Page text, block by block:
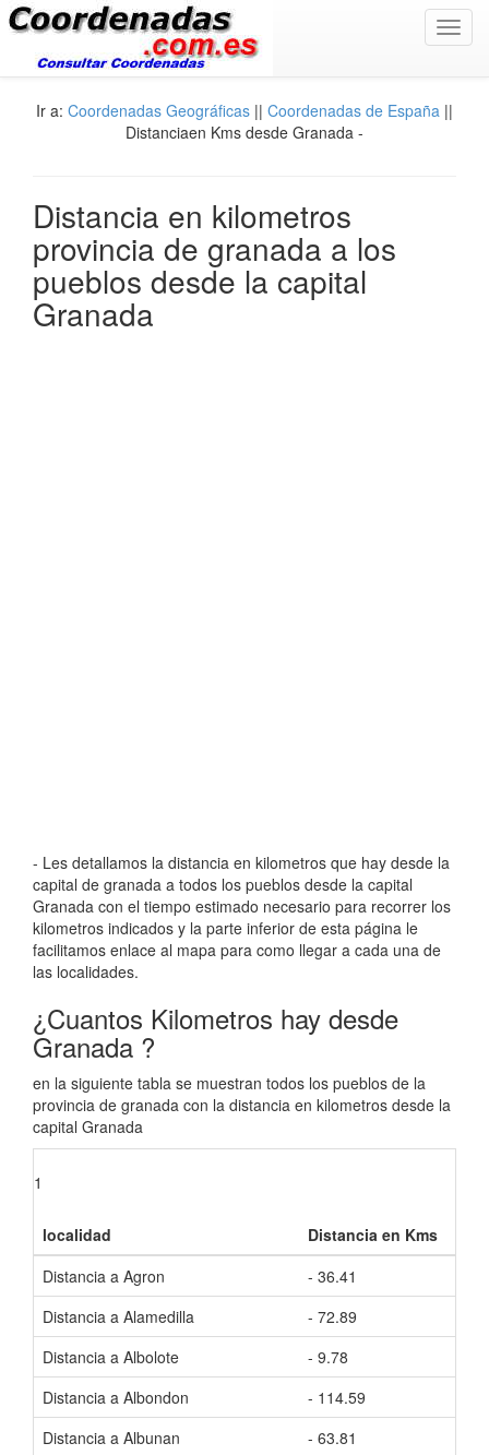
Ir a: Coordenadas Geográficas || Coordenadas de España ||
Distanciaen Kms desde Granada -
Distancia en kilometros
provincia de granada a los
pueblos desde la capital
Granada
- Les detallamos la distancia en kilometros que hay desde la
capital de granada a todos los pueblos desde la capital
Granada con el tiempo estimado necesario para recorrer los
kilometros indicados y la parte inferior de esta página le
facilitamos enlace al mapa para como llegar a cada una de
las localidades.
¿Cuantos Kilometros hay desde
Granada ?
en la siguiente tabla se muestran todos los pueblos de la
provincia de granada con la distancia en kilometros desde la
capital Granada
1
localidad Distancia en Kms
Distancia a Agron
- 36.41
Distancia a Alamedilla
- 72.89
Distancia a Albolote
- 9.78
Distancia a Albondon
- 114.59
Distancia a Albunan
- 63.81